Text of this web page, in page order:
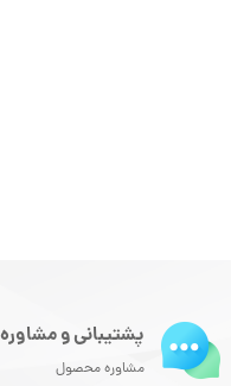
پشتیبانی و مشاوره
مشاوره محصول